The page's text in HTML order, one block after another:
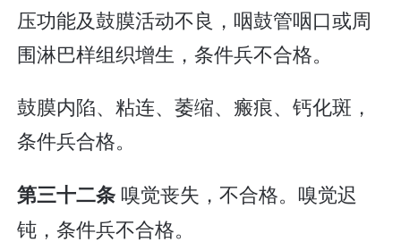
压功能及鼓膜活动不良，咽鼓管咽口或周
围淋巴样组织增生，条件兵不合格。
鼓膜内陷、粘连、萎缩、瘢痕、钙化斑，
条件兵合格。
第三十二条 嗅觉丧失，不合格。嗅觉迟
钝，条件兵不合格。